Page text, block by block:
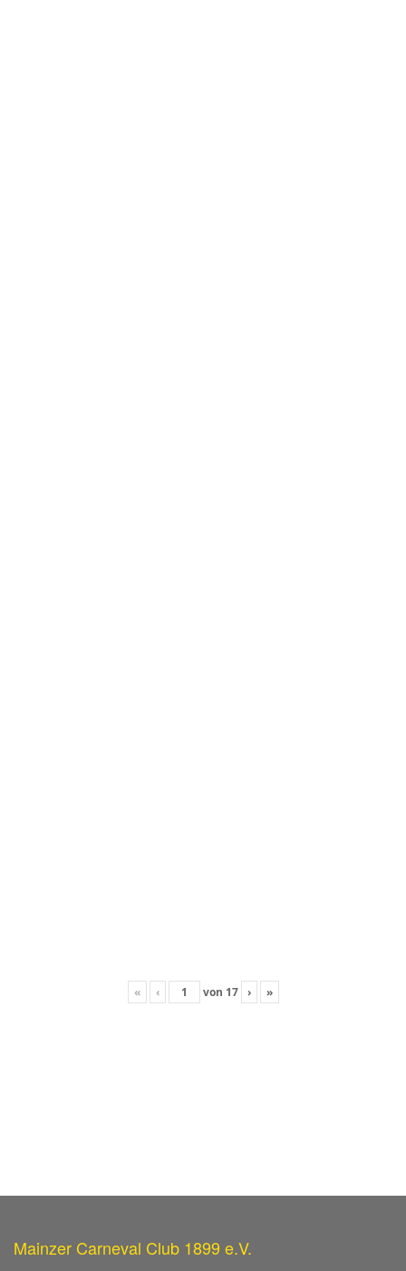
« ‹ von 17 › »
Mainzer Carneval Club 1899 e.V.